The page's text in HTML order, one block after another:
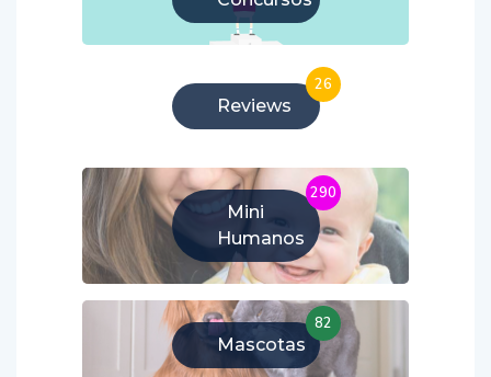
Reviews
26
Mini
Humanos
290
Mascotas
82